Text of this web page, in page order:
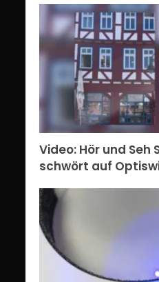
Video: Hör und Seh
schwört auf